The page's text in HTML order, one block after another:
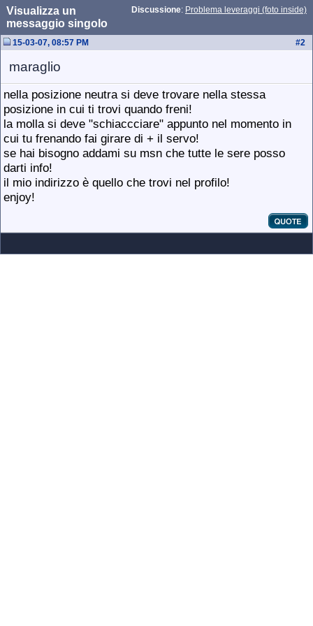
Discussione: Problema leveraggi (foto inside)
Visualizza un
messaggio singolo
#2
15-03-07, 08:57 PM
maraglio
nella posizione neutra si deve trovare nella stessa
posizione in cui ti trovi quando freni!
la molla si deve "schiaccciare" appunto nel momento in
cui tu frenando fai girare di + il servo!
se hai bisogno addami su msn che tutte le sere posso
darti info!
il mio indirizzo è quello che trovi nel profilo!
enjoy!